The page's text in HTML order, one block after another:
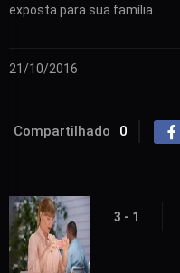
exposta para sua família.
21/10/2016
Compartilhado 0
3 - 1